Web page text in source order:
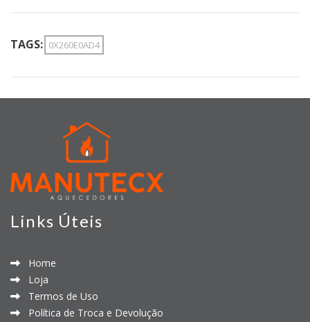
TAGS: 0X260E0AD4
Links Úteis
Home
Loja
Termos de Uso
Política de Troca e Devolução